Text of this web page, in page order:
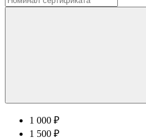
1 000 ₽
1 500 ₽